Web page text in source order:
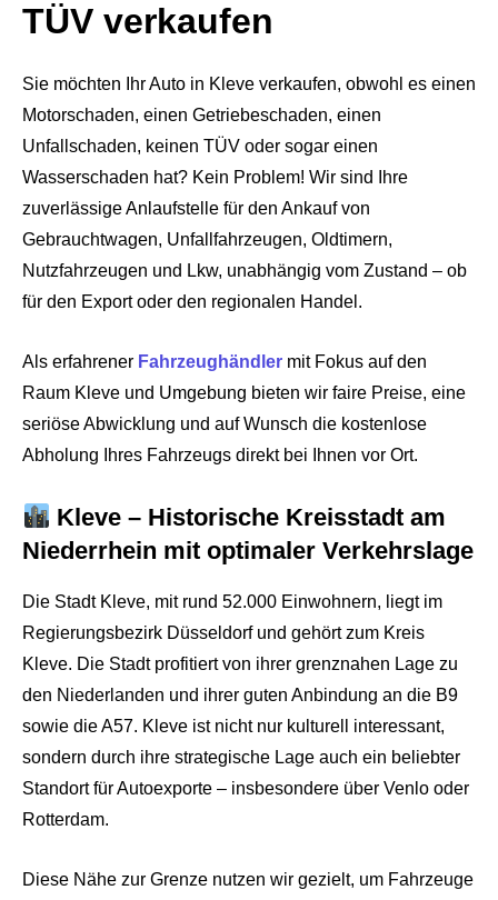
TÜV verkaufen
Sie möchten Ihr Auto in Kleve verkaufen, obwohl es einen
Motorschaden, einen Getriebeschaden, einen
Unfallschaden, keinen TÜV oder sogar einen
Wasserschaden hat? Kein Problem! Wir sind Ihre
zuverlässige Anlaufstelle für den Ankauf von
Gebrauchtwagen, Unfallfahrzeugen, Oldtimern,
Nutzfahrzeugen und Lkw, unabhängig vom Zustand – ob
für den Export oder den regionalen Handel.
Als erfahrener Fahrzeughändler mit Fokus auf den
Raum Kleve und Umgebung bieten wir faire Preise, eine
seriöse Abwicklung und auf Wunsch die kostenlose
Abholung Ihres Fahrzeugs direkt bei Ihnen vor Ort.
Kleve – Historische Kreisstadt am
Niederrhein mit optimaler Verkehrslage
Die Stadt Kleve, mit rund 52.000 Einwohnern, liegt im
Regierungsbezirk Düsseldorf und gehört zum Kreis
Kleve. Die Stadt profitiert von ihrer grenznahen Lage zu
den Niederlanden und ihrer guten Anbindung an die B9
sowie die A57. Kleve ist nicht nur kulturell interessant,
sondern durch ihre strategische Lage auch ein beliebter
Standort für Autoexporte – insbesondere über Venlo oder
Rotterdam.
Diese Nähe zur Grenze nutzen wir gezielt, um Fahrzeuge